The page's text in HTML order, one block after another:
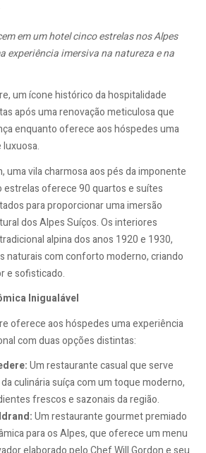
em um hotel cinco estrelas nos Alpes
experiência imersiva na natureza e na
um ícone histórico da hospitalidade
após uma renovação meticulosa que
enquanto oferece aos hóspedes uma
uma vila charmosa aos pés da imponente
oferece 90 quartos e suítes
para proporcionar uma imersão
dos Alpes Suíços. Os interiores
alpina dos anos 1920 e 1930,
naturais com conforto moderno, criando
e sofisticado.
Inigualável
oferece aos hóspedes uma experiência
com duas opções distintas:
Um restaurante casual que serve
culinária suíça com um toque moderno,
frescos e sazonais da região.
Um restaurante gourmet premiado
para os Alpes, que oferece um menu